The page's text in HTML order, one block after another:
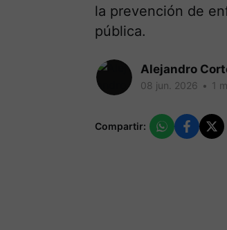
la prevención de
pública.
Alejandro
08 jun. 2026 • 1
Compartir: